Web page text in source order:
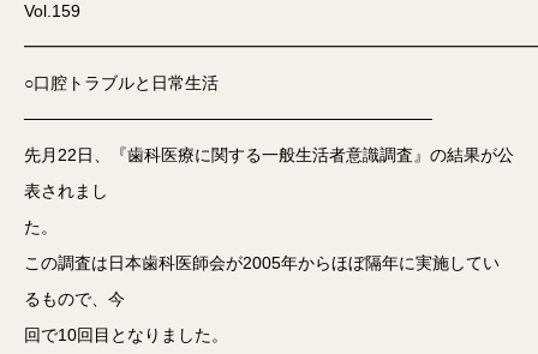
Vol.159
○口腔トラブルと日常生活
──────────────────────────────────
先月22日、『歯科医療に関する一般生活者意識調査』の結果が公
表されまし
た。
この調査は日本歯科医師会が2005年からほぼ隔年に実施してい
るもので、今
回で10回目となりました。